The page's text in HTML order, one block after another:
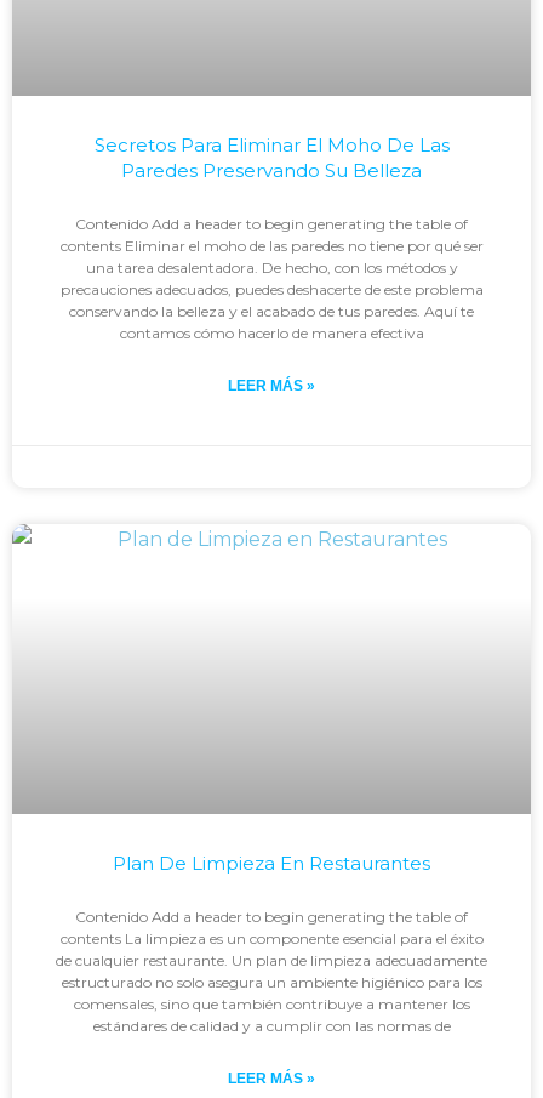
Secretos Para Eliminar El Moho De Las
Paredes Preservando Su Belleza
Contenido Add a header to begin generating the table of
contents Eliminar el moho de las paredes no tiene por qué ser
una tarea desalentadora. De hecho, con los métodos y
precauciones adecuados, puedes deshacerte de este problema
conservando la belleza y el acabado de tus paredes. Aquí te
contamos cómo hacerlo de manera efectiva
LEER MÁS »
Plan De Limpieza En Restaurantes
Contenido Add a header to begin generating the table of
contents La limpieza es un componente esencial para el éxito
de cualquier restaurante. Un plan de limpieza adecuadamente
estructurado no solo asegura un ambiente higiénico para los
comensales, sino que también contribuye a mantener los
estándares de calidad y a cumplir con las normas de
LEER MÁS »